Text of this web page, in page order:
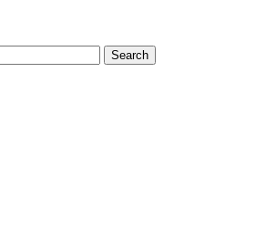
Search